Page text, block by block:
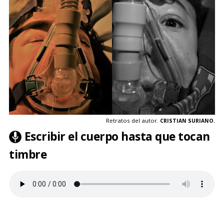
Retratos del autor. CRISTIAN SURIANO.
Escribir el cuerpo hasta que tocan
timbre